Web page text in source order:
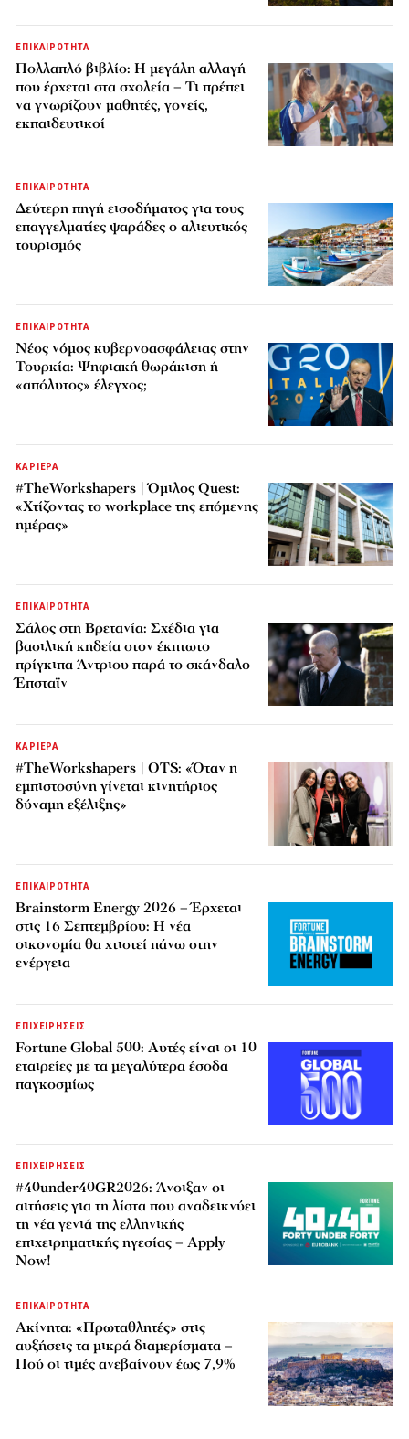
ΕΠΙΚΑΙΡΟΤΗΤΑ
Πολλαπλό βιβλίο: Η μεγάλη αλλαγή
που έρχεται στα σχολεία – Τι πρέπει
να γνωρίζουν μαθητές, γονείς,
εκπαιδευτικοί
ΕΠΙΚΑΙΡΟΤΗΤΑ
Δεύτερη πηγή εισοδήματος για τους
επαγγελματίες ψαράδες ο αλιευτικός
τουρισμός
ΕΠΙΚΑΙΡΟΤΗΤΑ
Νέος νόμος κυβερνοασφάλειας στην
Τουρκία: Ψηφιακή θωράκιση ή
«απόλυτος» έλεγχος;
ΚΑΡΙΕΡΑ
#TheWorkshapers | Όμιλος Quest:
«Χτίζοντας το workplace της επόμενης
ημέρας»
ΕΠΙΚΑΙΡΟΤΗΤΑ
Σάλος στη Βρετανία: Σχέδια για
βασιλική κηδεία στον έκπτωτο
πρίγκιπα Άντριου παρά το σκάνδαλο
Έπσταϊν
ΚΑΡΙΕΡΑ
#TheWorkshapers | OTS: «Όταν η
εμπιστοσύνη γίνεται κινητήριος
δύναμη εξέλιξης»
ΕΠΙΚΑΙΡΟΤΗΤΑ
Brainstorm Energy 2026 – Έρχεται
στις 16 Σεπτεμβρίου: Η νέα
οικονομία θα χτιστεί πάνω στην
ενέργεια
ΕΠΙΧΕΙΡΗΣΕΙΣ
Fortune Global 500: Αυτές είναι οι 10
εταιρείες με τα μεγαλύτερα έσοδα
παγκοσμίως
ΕΠΙΧΕΙΡΗΣΕΙΣ
#40under40GR2026: Άνοιξαν οι
αιτήσεις για τη λίστα που αναδεικνύει
τη νέα γενιά της ελληνικής
επιχειρηματικής ηγεσίας – Apply
Now!
ΕΠΙΚΑΙΡΟΤΗΤΑ
Ακίνητα: «Πρωταθλητές» στις
αυξήσεις τα μικρά διαμερίσματα –
Πού οι τιμές ανεβαίνουν έως 7,9%